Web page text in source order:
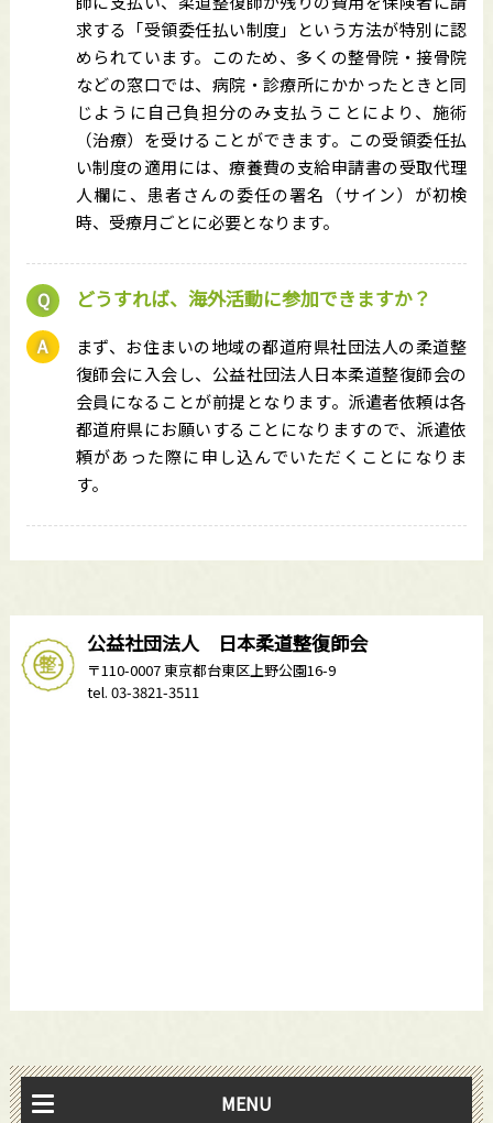
求する「受領委任払い制度」という方法が特別に認
められています。このため、多くの整骨院・接骨院
などの窓口では、病院・診療所にかかったときと同
じように自己負担分のみ支払うことにより、施術
（治療）を受けることができます。この受領委任払
い制度の適用には、療養費の支給申請書の受取代理
人欄に、患者さんの委任の署名（サイン）が初検
時、受療月ごとに必要となります。
どうすれば、海外活動に参加できますか？
まず、お住まいの地域の都道府県社団法人の柔道整
復師会に入会し、公益社団法人日本柔道整復師会の
会員になることが前提となります。派遣者依頼は各
都道府県にお願いすることになりますので、派遣依
頼があった際に申し込んでいただくことになりま
す。
公益社団法人 日本柔道整復師会
〒110-0007 東京都台東区上野公園16-9
tel. 03-3821-3511
MENU